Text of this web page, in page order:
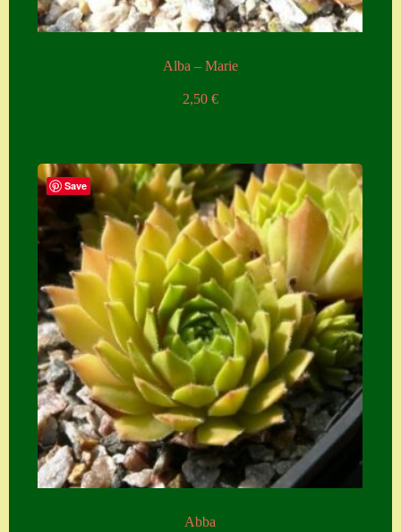
Alba – Marie
2,50 €
Save
Abba